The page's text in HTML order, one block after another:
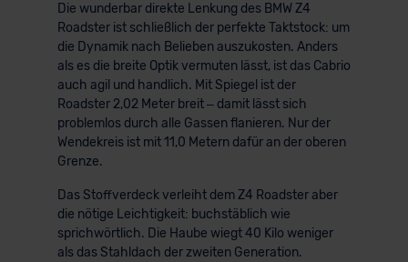
Die wunderbar direkte Lenkung des BMW Z4
Roadster ist schließlich der perfekte Taktstock: um
die Dynamik nach Belieben auszukosten. Anders
als es die breite Optik vermuten lässt, ist das Cabrio
auch agil und handlich. Mit Spiegel ist der
Roadster 2,02 Meter breit – damit lässt sich
problemlos durch alle Gassen flanieren. Nur der
Wendekreis ist mit 11,0 Metern dafür an der oberen
Grenze.
Das Stoffverdeck verleiht dem Z4 Roadster aber
die nötige Leichtigkeit: buchstäblich wie
sprichwörtlich. Die Haube wiegt 40 Kilo weniger
als das Stahldach der zweiten Generation.